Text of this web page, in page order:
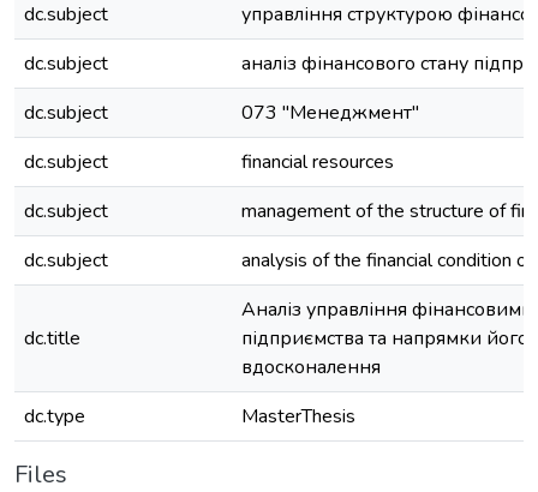
dc.subject
управління структурою
dc.subject
аналіз фінансового стану
dc.subject
073 "Менеджмент"
dc.subject
financial resources
dc.subject
management of the structure of
dc.subject
analysis of the financial condition
dc.title
Аналіз управління
підприємства та напрямки його
вдосконалення
dc.type
MasterThesis
Files